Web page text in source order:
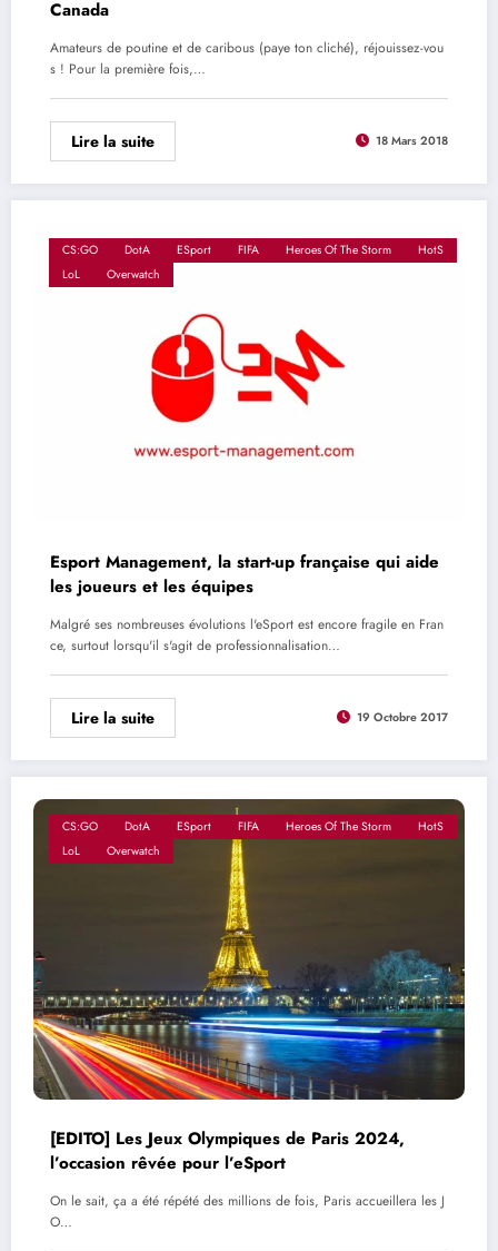
Canada
Amateurs de poutine et de caribous (paye ton cliché), réjouissez-vou
s ! Pour la première fois,…
Lire la suite 18 Mars 2018
CS:GO DotA ESport FIFA Heroes Of The Storm
HotS
LoL
Overwatch
Esport Management, la start-up française qui aide
les joueurs et les équipes
Malgré ses nombreuses évolutions l'eSport est encore fragile en Fran
ce, surtout lorsqu'il s'agit de professionnalisation…
Lire la suite 19 Octobre 2017
CS:GO DotA ESport FIFA Heroes Of The Storm
HotS
LoL
Overwatch
[EDITO] Les Jeux Olympiques de Paris 2024,
l’occasion rêvée pour l’eSport
On le sait, ça a été répété des millions de fois, Paris accueillera les J
O…